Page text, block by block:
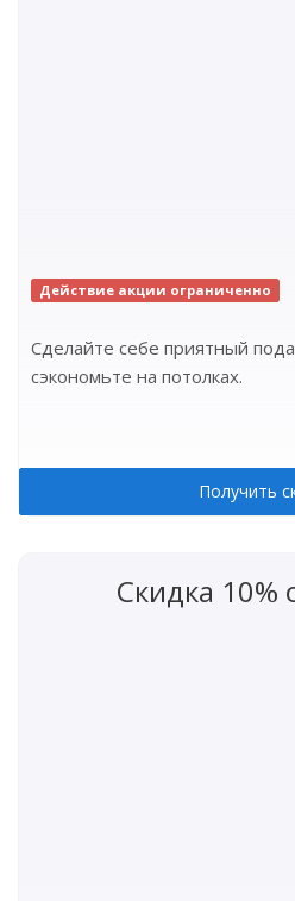
Действие акции ограниченно
Сделайте себе приятный
сэкономьте на потолках.
Получить
Скидка 10%